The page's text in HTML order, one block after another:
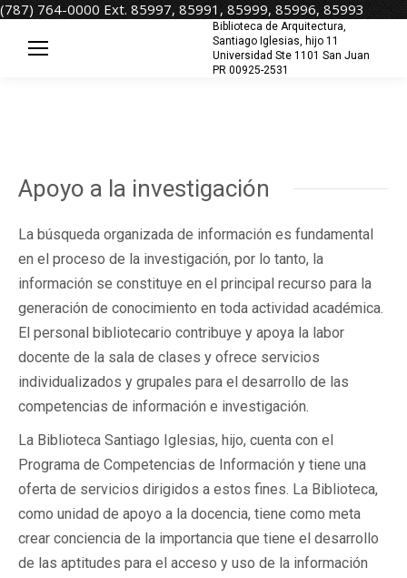
(787) 764-0000 Ext. 85997, 85991, 85999, 85996, 85993
Biblioteca de Arquitectura,
Santiago Iglesias, hijo 11
Universidad Ste 1101 San Juan
PR 00925-2531
Apoyo a la investigación
La búsqueda organizada de información es fundamental
en el proceso de la investigación, por lo tanto, la
información se constituye en el principal recurso para la
generación de conocimiento en toda actividad académica.
El personal bibliotecario contribuye y apoya la labor
docente de la sala de clases y ofrece servicios
individualizados y grupales para el desarrollo de las
competencias de información e investigación.
La Biblioteca Santiago Iglesias, hijo, cuenta con el
Programa de Competencias de Información y tiene una
oferta de servicios dirigidos a estos fines. La Biblioteca,
como unidad de apoyo a la docencia, tiene como meta
crear conciencia de la importancia que tiene el desarrollo
de las aptitudes para el acceso y uso de la información